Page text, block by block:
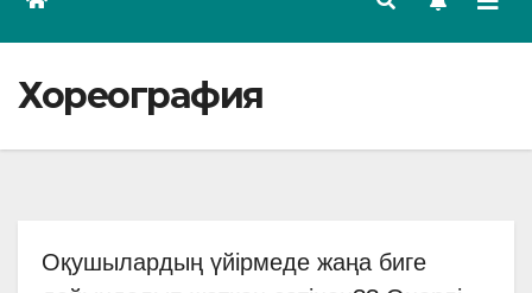
Хореография
Оқушылардың үйірмеде жаңа биге